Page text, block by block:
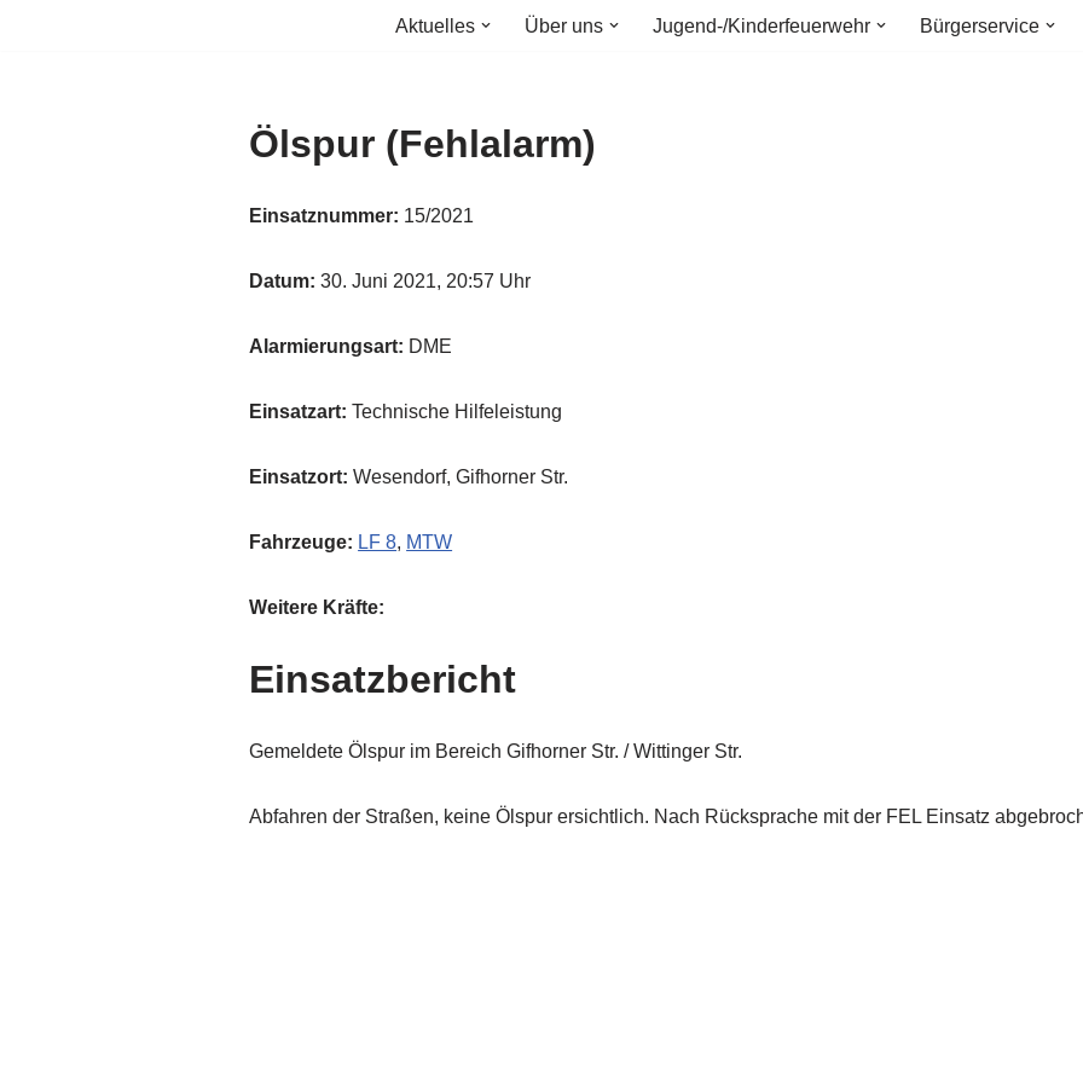
Aktuelles Über uns Jugend-/Kinderfeuerwehr Bürgerservice
Ölspur (Fehlalarm)
Einsatznummer: 15/2021
Datum: 30. Juni 2021, 20:57 Uhr
Alarmierungsart: DME
Einsatzart: Technische Hilfeleistung
Einsatzort: Wesendorf, Gifhorner Str.
Fahrzeuge: LF 8, MTW
Weitere Kräfte:
Einsatzbericht
Gemeldete Ölspur im Bereich Gifhorner Str. / Wittinger Str.
Abfahren der Straßen, keine Ölspur ersichtlich. Nach Rücksprache mit der FEL Einsatz